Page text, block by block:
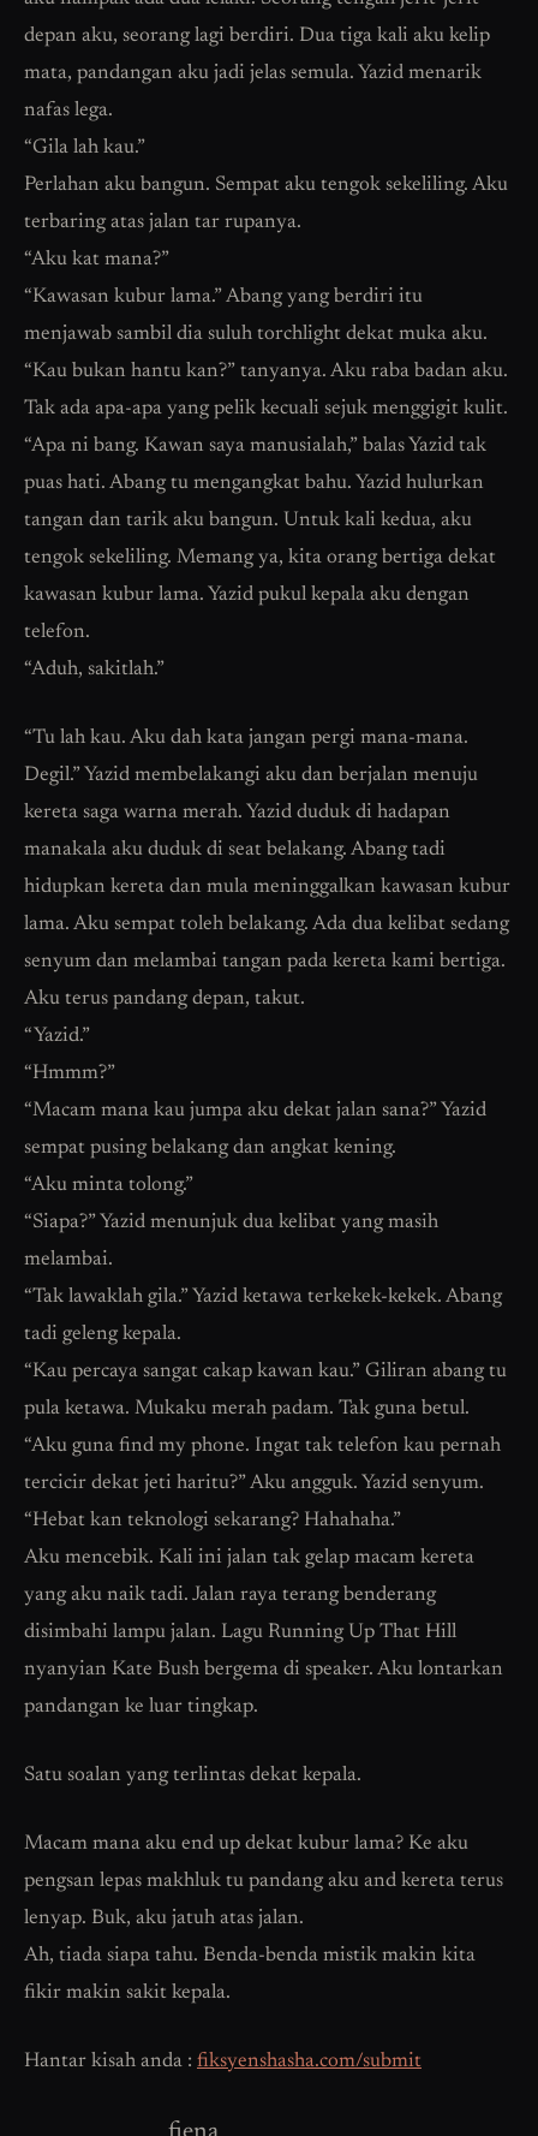
depan aku, seorang lagi berdiri. Dua tiga kali aku kelip
mata, pandangan aku jadi jelas semula. Yazid menarik
nafas lega.
“Gila lah kau.”
Perlahan aku bangun. Sempat aku tengok sekeliling. Aku
terbaring atas jalan tar rupanya.
“Aku kat mana?”
“Kawasan kubur lama.” Abang yang berdiri itu
menjawab sambil dia suluh torchlight dekat muka aku.
“Kau bukan hantu kan?” tanyanya. Aku raba badan aku.
Tak ada apa-apa yang pelik kecuali sejuk menggigit kulit.
“Apa ni bang. Kawan saya manusialah,” balas Yazid tak
puas hati. Abang tu mengangkat bahu. Yazid hulurkan
tangan dan tarik aku bangun. Untuk kali kedua, aku
tengok sekeliling. Memang ya, kita orang bertiga dekat
kawasan kubur lama. Yazid pukul kepala aku dengan
telefon.
“Aduh, sakitlah.”
“Tu lah kau. Aku dah kata jangan pergi mana-mana.
Degil.” Yazid membelakangi aku dan berjalan menuju
kereta saga warna merah. Yazid duduk di hadapan
manakala aku duduk di seat belakang. Abang tadi
hidupkan kereta dan mula meninggalkan kawasan kubur
lama. Aku sempat toleh belakang. Ada dua kelibat sedang
senyum dan melambai tangan pada kereta kami bertiga.
Aku terus pandang depan, takut.
“Yazid.”
“Hmmm?”
“Macam mana kau jumpa aku dekat jalan sana?” Yazid
sempat pusing belakang dan angkat kening.
“Aku minta tolong.”
“Siapa?” Yazid menunjuk dua kelibat yang masih
melambai.
“Tak lawaklah gila.” Yazid ketawa terkekek-kekek. Abang
tadi geleng kepala.
“Kau percaya sangat cakap kawan kau.” Giliran abang tu
pula ketawa. Mukaku merah padam. Tak guna betul.
“Aku guna find my phone. Ingat tak telefon kau pernah
tercicir dekat jeti haritu?” Aku angguk. Yazid senyum.
“Hebat kan teknologi sekarang? Hahahaha.”
Aku mencebik. Kali ini jalan tak gelap macam kereta
yang aku naik tadi. Jalan raya terang benderang
disimbahi lampu jalan. Lagu Running Up That Hill
nyanyian Kate Bush bergema di speaker. Aku lontarkan
pandangan ke luar tingkap.
Satu soalan yang terlintas dekat kepala.
Macam mana aku end up dekat kubur lama? Ke aku
pengsan lepas makhluk tu pandang aku and kereta terus
lenyap. Buk, aku jatuh atas jalan.
Ah, tiada siapa tahu. Benda-benda mistik makin kita
fikir makin sakit kepala.
Hantar kisah anda : fiksyenshasha.com/submit